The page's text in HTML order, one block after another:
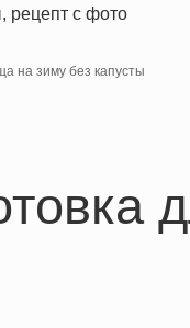
на зиму без капусты